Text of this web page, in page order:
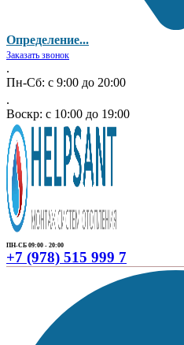
Определение...
Заказать звонок
.
Пн-Сб: с 9:00 до 20:00
.
Воскр: с 10:00 до 19:00
ПН-СБ 09:00 - 20:00
+7 (978) 515 999 7